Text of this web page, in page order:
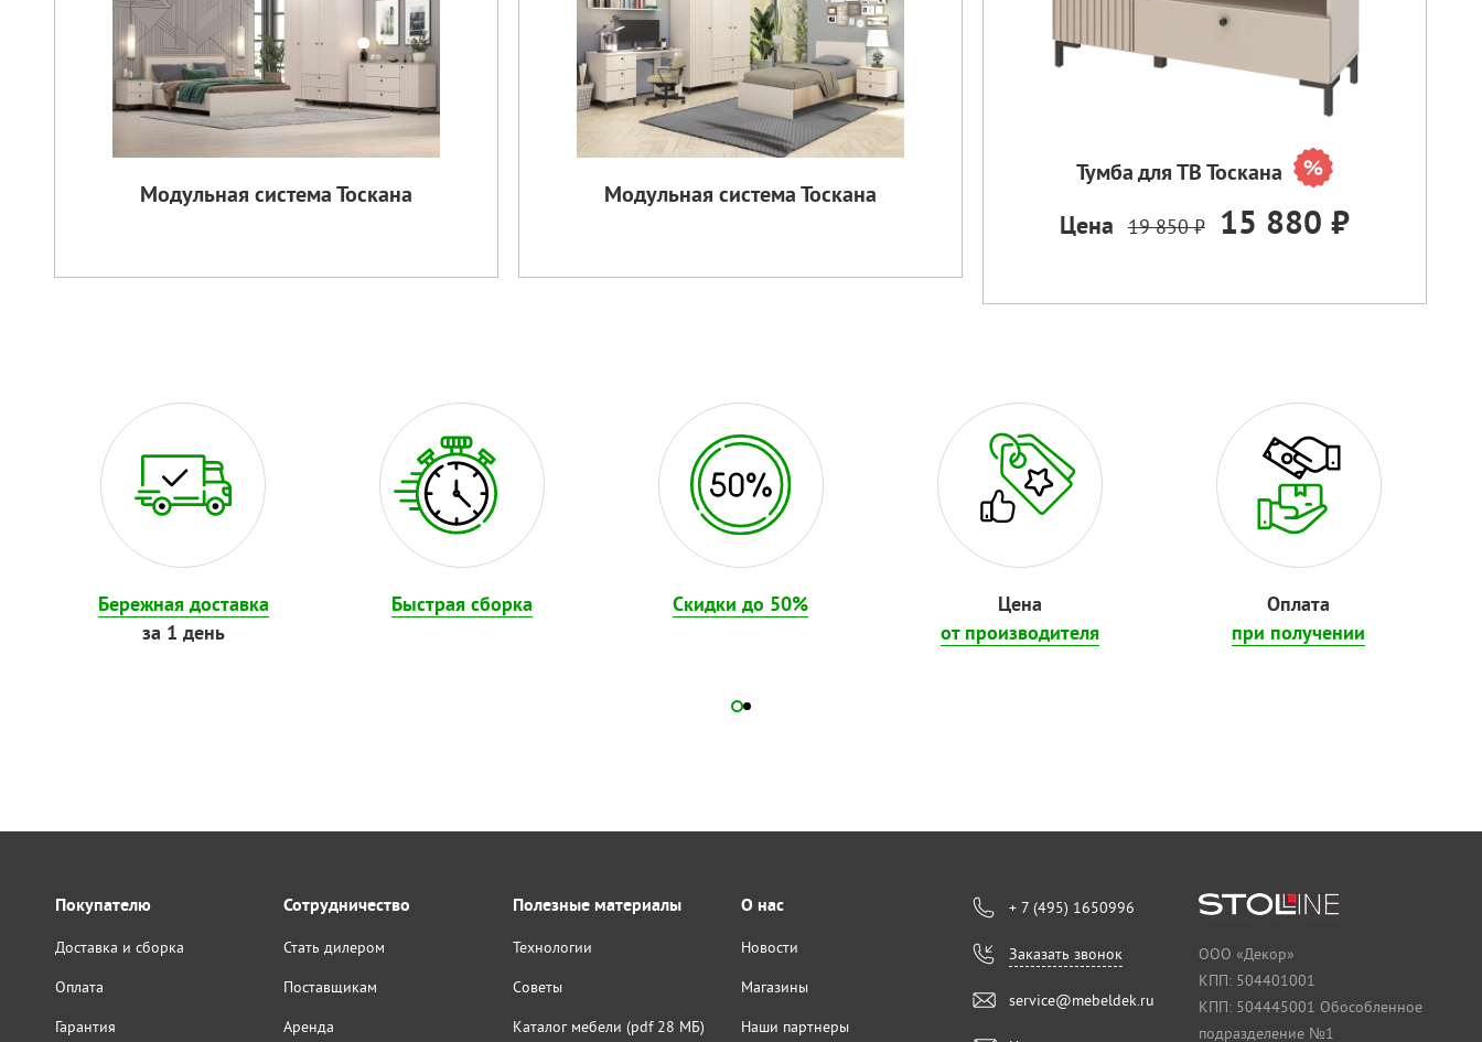
Модульная система Тоскана Модульная система Тоскана
Тумба для ТВ Тоскана
Цена 19 850 ₽ 15 880 ₽
Бережная доставка
за 1 день
Быстрая сборка Скидки до 50%
Цена
от производителя
Оплата
при получении
Покупателю
Доставка и сборка
Оплата
Гарантия
Сотрудничество
Стать дилером
Поставщикам
Аренда
Полезные материалы
Технологии
Советы
Каталог мебели (pdf 28 МБ)
О нас
Новости
Магазины
Наши партнеры
+ 7 (495) 1650996
Заказать звонок
service@mebeldek.ru
ООО «Декор»
КПП: 504401001
КПП: 504445001 Обособленное
подразделение №1